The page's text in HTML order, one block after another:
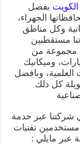
الكويت بفضل
الجهراء،
وكل مناطق
مستقطبين
مجموعة من
وميكانيك
وبافضل
كل ذلك
شركتنا عبر خدمة
تقنيات
عبر مايلي :